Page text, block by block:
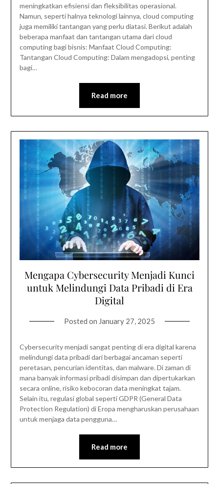
meningkatkan efisiensi dan fleksibilitas operasional.
Namun, seperti halnya teknologi lainnya, cloud computing
juga memiliki tantangan yang perlu diatasi. Berikut adalah
beberapa manfaat dan tantangan utama dari cloud
computing bagi bisnis: Manfaat Cloud Computing:
Tantangan Cloud Computing: Dalam mengadopsi, penting
bagi…
Read more
Mengapa Cybersecurity Menjadi Kunci
untuk Melindungi Data Pribadi di Era
Digital
Posted on January 27, 2025
Cybersecurity menjadi sangat penting di era digital karena
melindungi data pribadi dari berbagai ancaman seperti
peretasan, pencurian identitas, dan malware. Di zaman di
mana banyak informasi pribadi disimpan dan dipertukarkan
secara online, risiko kebocoran data meningkat tajam.
Selain itu, regulasi global seperti GDPR (General Data
Protection Regulation) di Eropa mengharuskan perusahaan
untuk menjaga data pengguna…
Read more